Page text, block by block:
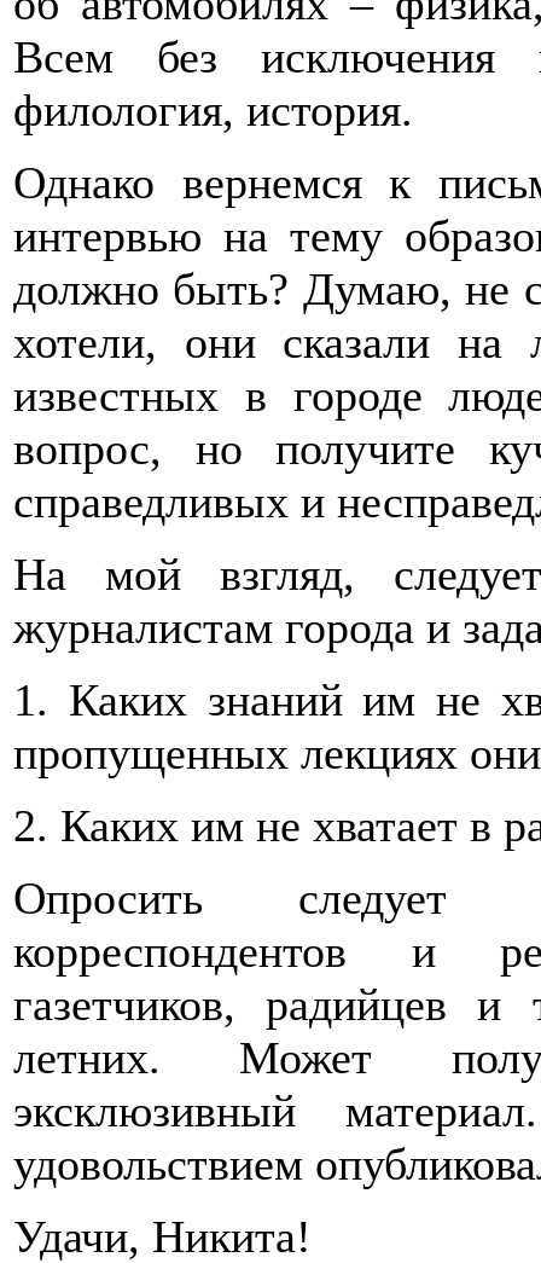
Всем без исключения
филология, история.
Однако вернемся к
интервью на тему
должно быть? Думаю, не
хотели, они сказали на
известных в городе
вопрос, но получите
справедливых и
На мой взгляд,
журналистам города и
1. Каких знаний им не
пропущенных лекциях
2. Каких им не хватает в
Опросить следует
корреспондентов и
газетчиков, радийцев
летних. Может
эксклюзивный
удовольствием
Удачи, Никита!